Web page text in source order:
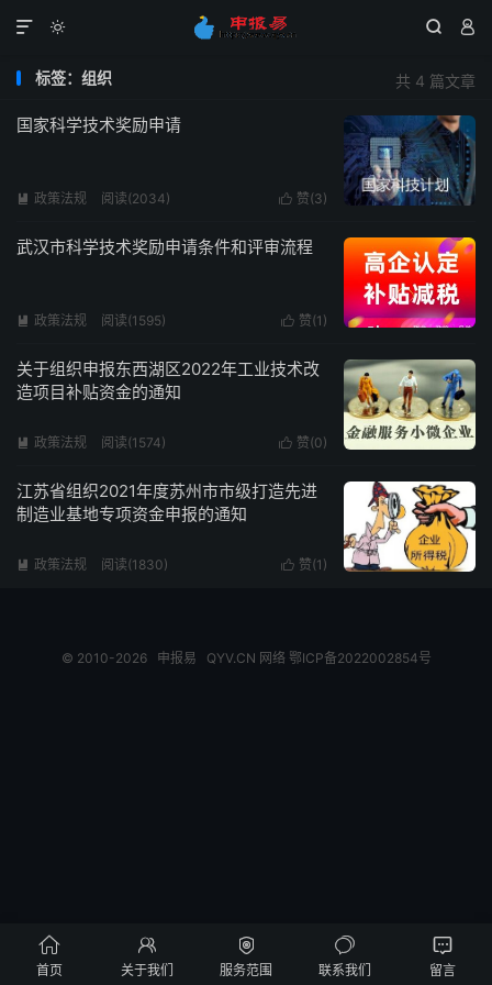
  

共 4 篇文章
标签：组织
国家科学技术奖励申请
 赞(3)
 政策法规 阅读(2034)
武汉市科学技术奖励申请条件和评审流程
 赞(1 )
 政策法规 阅读(1595)
关于组织申报东西湖区2022年工业技术改
造项目补贴资金的通知
 赞(0)
 政策法规 阅读(1574)
江苏省组织2021年度苏州市市级打造先进
制造业基地专项资金申报的通知
 赞(1 )
 政策法规 阅读(1830)
© 2010-2026 申报易 QYV.CN 网络 鄂ICP备2022002854号

首页

关于我们

服务范围

联系我们

留言